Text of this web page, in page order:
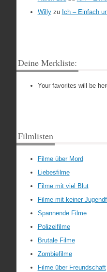
Willyzu Ich – Einfach
Deine Merkliste:
Your favorites will be
Filmlisten
Filme über Mord
Liebesfilme
Filme mit viel Blut
Filme mit keiner
Spannende Filme
Polizeifilme
Brutale Filme
Zombiefilme
Filme über Freundschaft